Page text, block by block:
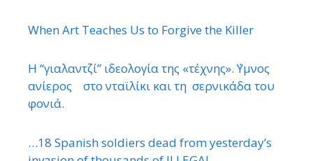
When Art Teaches Us to Forgive the Killer
Η “γιαλαντζί” ιδεολογία της «τέχνης». ΄Υμνος
ανίερος στο νταϊλίκι και τη σερνικάδα του
φονιά.
…18 Spanish soldiers dead from yesterday’s